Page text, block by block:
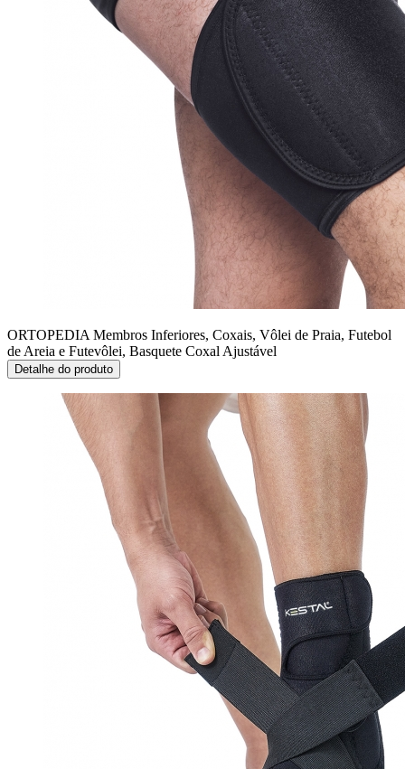
ORTOPEDIA Membros Inferiores, Coxais, Vôlei de Praia, Futebol
de Areia e Futevôlei, Basquete Coxal Ajustável
Detalhe do produto